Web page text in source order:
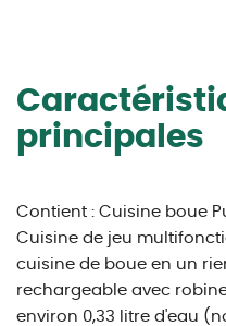
principales
Contient : Cuisine boue
Cuisine de jeu
cuisine de boue en un
rechargeable avec
environ 0,33 litre d'eau